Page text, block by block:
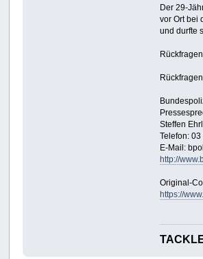
Der 29-
vor Ort bei
und durfte
Steffen
Telefon:
E-Mail:
http://
Original-
https://